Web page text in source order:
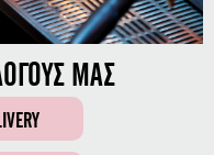
ΜΑΣ